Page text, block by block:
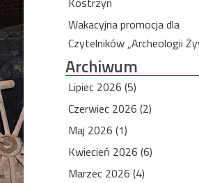
Wakacyjna promocja dla
Czytelników „Archeologii
Archiwum
Lipiec 2026 (5)
Czerwiec 2026 (2)
Maj 2026 (1)
Kwiecień 2026 (6)
Marzec 2026 (4)